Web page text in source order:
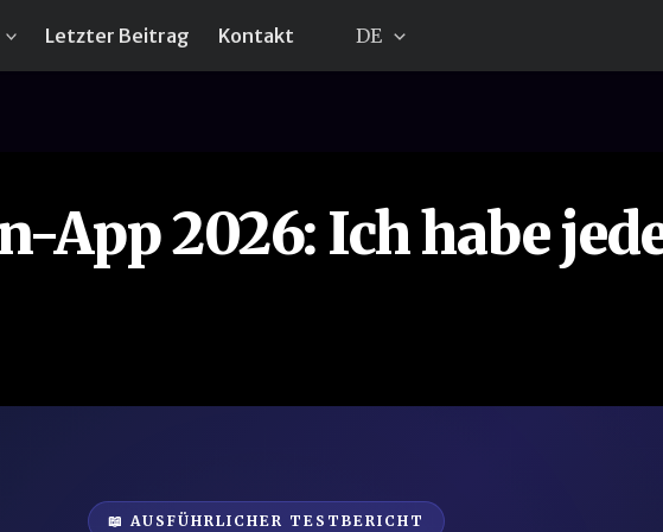
Letzter Beitrag Kontakt DE
App 2026: Ich habe
📖 AUSFÜHRLICHER TESTBERICHT